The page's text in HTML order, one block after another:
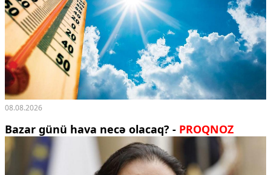
08.08.2026
Bazar günü hava necə olacaq? - PROQNOZ